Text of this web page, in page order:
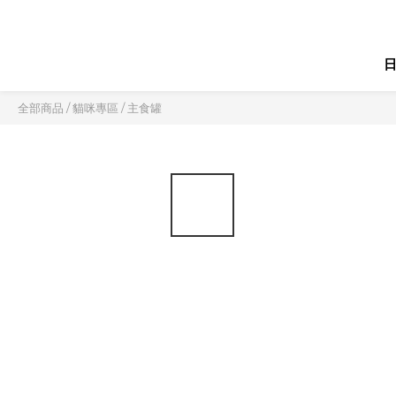
全部商品 /貓咪專區 /主食罐